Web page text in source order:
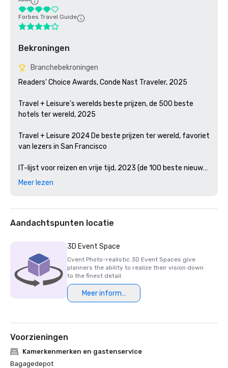
Forbes Travel Guide
Bekroningen
Branchebekroningen
Readers' Choice Awards, Conde Nast Traveler, 2025
Travel + Leisure's werelds beste prijzen, de 500 beste
hotels ter wereld, 2025
Travel + Leisure 2024 De beste prijzen ter wereld, favoriet
van lezers in San Francisco
IT-lijst voor reizen en vrije tijd, 2023 (de 100 beste nieuwe
hotels ter wereld)
De beste bars in Amerika, Esquire 2024
Michelingids, 2024 (Restauraties van favoriete hotels in
2023)
HSMAI Adrian Award, 2024
Finalist van de Northstar Meetings Group Stella Award,
Meer lezen
Aandachtspunten locatie
3D Event Space
Cvent Photo-realistic 3D Event Spaces give
planners the ability to realize their vision down
to the finest detail.
Meer informatie
Voorzieningen
Kamerkenmerken en gastenservice
Bagagedepot